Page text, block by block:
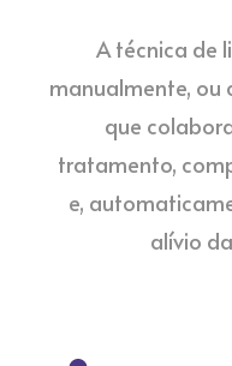
A técnica de
manualmente, ou
que
tratamento,
e,
alívio